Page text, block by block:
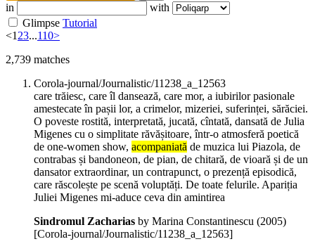
in
with
Glimpse Tutorial
<123...110>
2,739 matches
Corola-journal/Journalistic/11238_a_12563
care trăiesc, care îl dansează, care mor, a iubirilor pasionale
amestecate în pașii lor, a crimelor, mizeriei, suferinței, sărăciei.
O poveste rostită, interpretată, jucată, cîntată, dansată de Julia
Migenes cu o simplitate răvășitoare, într-o atmosferă poetică
de one-women show, acompaniată de muzica lui Piazola, de
contrabas și bandoneon, de pian, de chitară, de vioară și de un
dansator extraordinar, un contrapunct, o prezență episodică,
care răscolește pe scenă voluptăți. De toate felurile. Apariția
Juliei Migenes mi-aduce ceva din amintirea
Sindromul Zacharias by Marina Constantinescu (2005)
[Corola-journal/Journalistic/11238_a_12563]